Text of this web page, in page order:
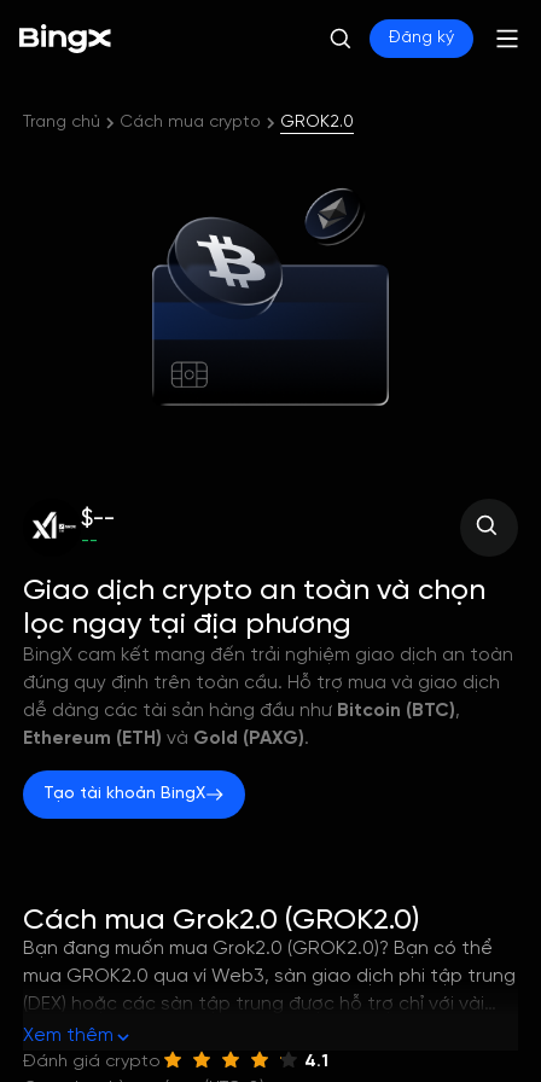
Đăng ký
Trang chủ Cách mua crypto GROK2.0
$--
--
Giao dịch crypto an toàn và chọn
lọc ngay tại địa phương
BingX cam kết mang đến trải nghiệm giao dịch an toàn
đúng quy định trên toàn cầu. Hỗ trợ mua và giao dịch
dễ dàng các tài sản hàng đầu như Bitcoin (BTC),
Ethereum (ETH) và Gold (PAXG).
Tạo tài khoản BingX
Cách mua Grok2.0 (GROK2.0)
Bạn đang muốn mua Grok2.0 (GROK2.0)? Bạn có thể
mua GROK2.0 qua ví Web3, sàn giao dịch phi tập trung
(DEX) hoặc các sàn tập trung được hỗ trợ chỉ với vài
bước đơn giản. Hướng dẫn này sẽ giúp bạn nắm rõ
cách tốt nhất để mua Grok2.0, cũng như cách lưu trữ
Xem thêm
Đánh giá crypto
4.1